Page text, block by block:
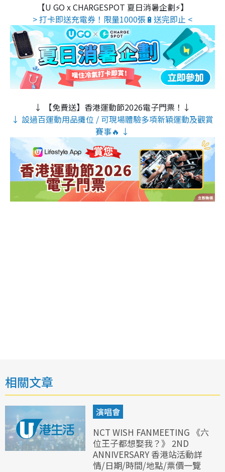
【U GO x CHARGESPOT 夏日消暑企劃⚡】
> 打卡即送充電券！限量1000張🔋送完即止 <
↓ 【免費送】香港運動節2026電子門票！↓
↓ 設過百運動用品攤位 / 可現場體驗多項新穎運動及觀賞
賽事🔥 ↓
相關文章
演唱會
NCT WISH FANMEETING 《六
位王子都想娶我？》 2ND
ANNIVERSARY 香港站活動詳
情/日期/時間/地點/票價一覽